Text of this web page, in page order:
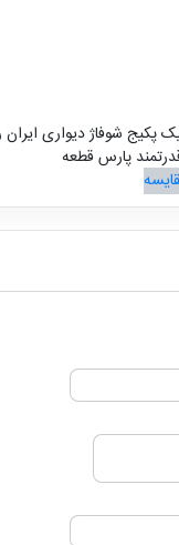
پارس قطعه